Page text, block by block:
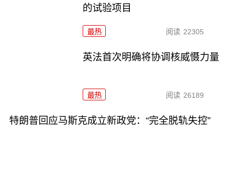
的试验项目
最热 阅读 22305
英法首次明确将协调核威慑力量
最热 阅读 26189
特朗普回应马斯克成立新政党：“完全脱轨失控”